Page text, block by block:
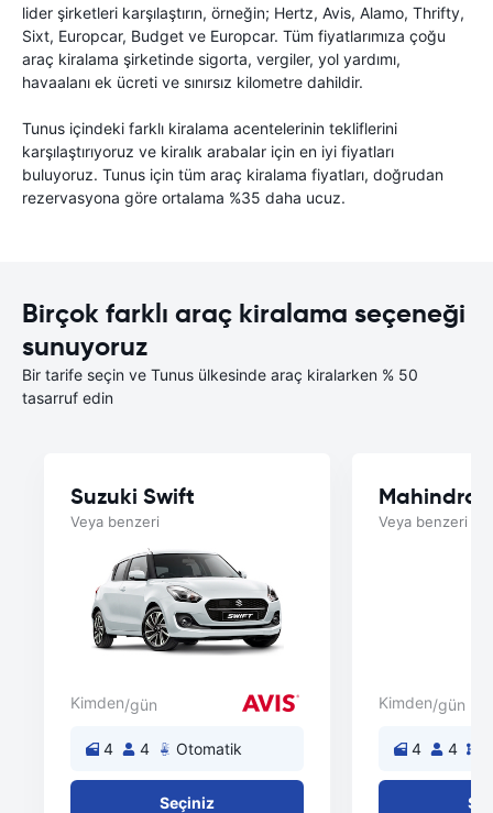
lider şirketleri karşılaştırın, örneğin; Hertz, Avis, Alamo, Thrifty,
Sixt, Europcar, Budget ve Europcar. Tüm fiyatlarımıza çoğu
araç kiralama şirketinde sigorta, vergiler, yol yardımı,
havaalanı ek ücreti ve sınırsız kilometre dahildir.
Tunus içindeki farklı kiralama acentelerinin tekliflerini
karşılaştırıyoruz ve kiralık arabalar için en iyi fiyatları
buluyoruz. Tunus için tüm araç kiralama fiyatları, doğrudan
rezervasyona göre ortalama %35 daha ucuz.
Birçok farklı araç kiralama seçeneği
sunuyoruz
Bir tarife seçin ve Tunus ülkesinde araç kiralarken % 50
tasarruf edin
Suzuki Swift
Veya benzeri
Kimden/gün
4 4 Otomatik
Seçiniz
Mahindra
Veya benzeri
Kimden/gün
4 4